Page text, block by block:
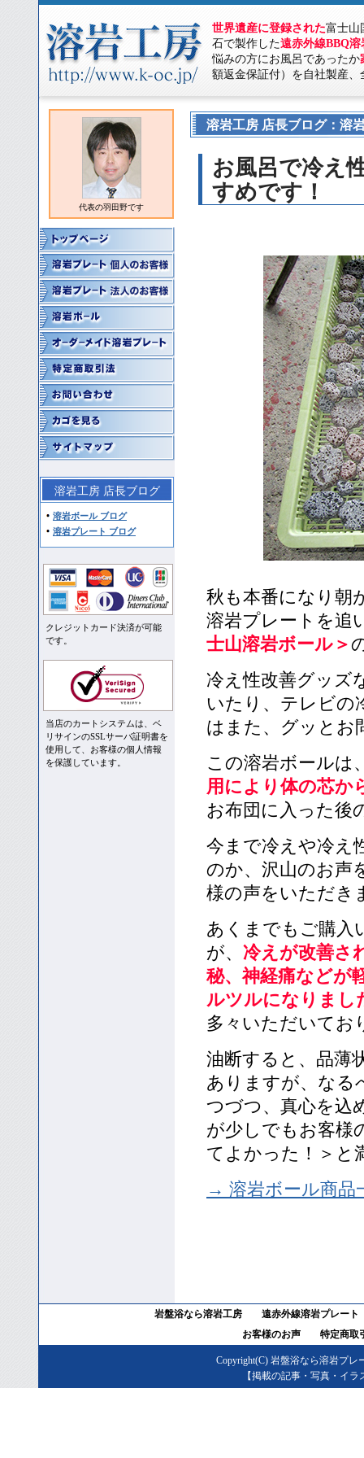
世界遺産に登録された富士山
石で製作した遠赤外線BBQ溶
悩みの方にお風呂であったか
額返金保証付）を自社製産
代表の羽田野です
溶岩工房 店長ブログ
溶岩ボール ブログ
溶岩プレート ブログ
クレジットカード決済が可能
です。
当店のカートシステムは、ベ
リサインのSSLサーバ証明書を
使用して、お客様の個人情報
を保護しています。
溶岩工房 店長ブログ：溶
お風呂で冷え
すめです！
秋も本番になり朝
溶岩プレートを追
士山溶岩ボール＞
冷え性改善グッズ
いたり、テレビの
はまた、グッとお
この溶岩ボールは
用により体の芯か
お布団に入った後
今まで冷えや冷え
のか、沢山のお声
様の声をいただき
あくまでもご購入
が、 冷えが改善さ
秘、神経痛などが
ルツルになりまし
多々いただいてお
油断すると、品薄
ありますが、なる
つづつ、真心を込
が少しでもお客様
てよかった！＞と
→ 溶岩ボール商品
岩盤浴なら溶岩工房
遠赤外線溶岩プレート
お客様のお声
特定商取
Copyright(C) 岩盤浴なら溶岩プレ
【掲載の記事・写真・イ